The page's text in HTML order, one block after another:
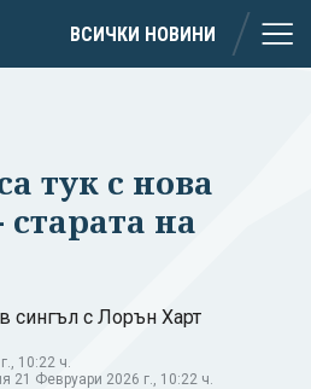
ВСИЧКИ НОВИНИ
тук с нова
старата на
сингъл с Лорън Харт
10:22 ч.
21 Февруари 2026 г., 10:22 ч.